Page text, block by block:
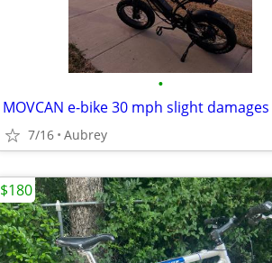
•
7/16 Aubrey
$180